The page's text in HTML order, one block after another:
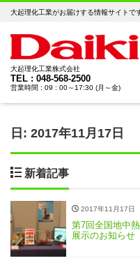
大起理化工業がお届けする情報サイトで
大起理化工業株式会社
TEL : 048-568-2500
営業時間 : 09 : 00～17:30 (月～金)
日: 2017年11月17日
新着記事
2017年11月17日
第7回全国地中
展示のお知らせ